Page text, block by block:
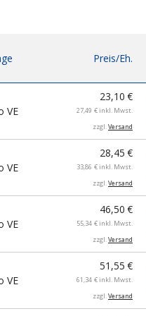
Preis/Eh.
VE
23,10 €
27,49 € inkl. Mwst.
zzgl.Versand
VE
28,45 €
33,86 € inkl. Mwst.
zzgl.Versand
VE
46,50 €
55,34 € inkl. Mwst.
zzgl.Versand
VE
51,55 €
61,34 € inkl. Mwst.
zzgl.Versand